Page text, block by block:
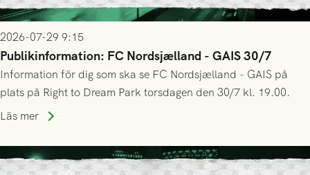
2026-07-29 9:15
Publikinformation: FC Nordsjælland - GAIS 30/7
Information för dig som ska se FC Nordsjælland - GAIS på
plats på Right to Dream Park torsdagen den 30/7 kl. 19.00.
Läs mer